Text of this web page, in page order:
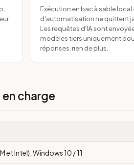
Exécution en bac à sable
d'automatisation ne quittent
Les requêtes d'IA sont
modèles tiers uniquement
réponses, rien de plus.
charge
et Intel), Windows 10 / 11